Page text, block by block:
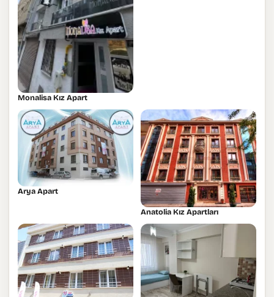
Monalisa Kız Apart
Arya Apart
Anatolia Kız Apartları